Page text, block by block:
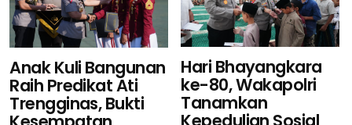
Anak Kuli Bangunan
Raih Predikat Ati
Trengginas, Bukti
Hari Bhayangkara
ke-80, Wakapolri
Tanamkan